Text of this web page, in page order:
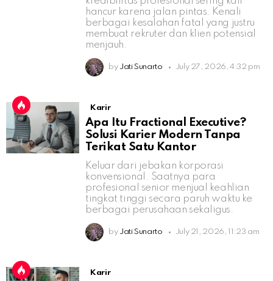
hancur karena jalan pintas. Kenali
berbagai kesalahan fatal yang justru
membuat rekruter dan klien potensial
menjauh.
by Jati Sunarto July 27, 2026, 4:32 pm
Karir
Apa Itu Fractional Executive?
Solusi Karier Modern Tanpa
Terikat Satu Kantor
Keluar dari jebakan korporasi
konvensional. Saatnya para
profesional senior menjual keahlian
tingkat tinggi secara paruh waktu ke
berbagai perusahaan sekaligus.
by Jati Sunarto July 21, 2026, 11:23 am
Karir